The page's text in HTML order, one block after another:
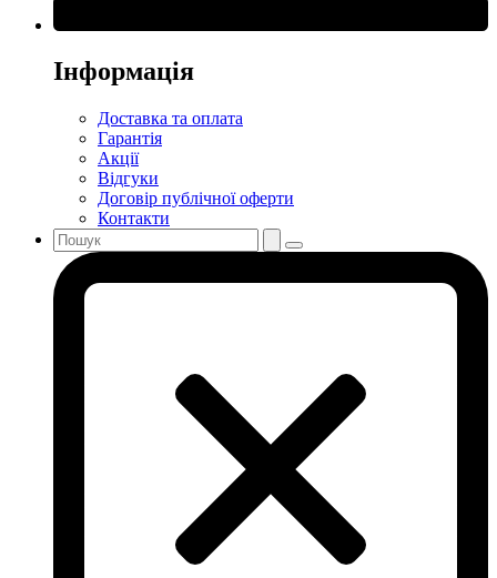
Інформація
Доставка та оплата
Гарантія
Акції
Відгуки
Договір публічної оферти
Контакти